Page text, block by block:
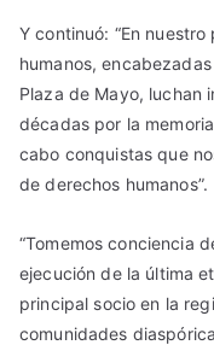
Y continuó: “En
humanos,
Plaza de Mayo, luchan
décadas por la
cabo conquistas que
de derechos humanos”.
“Tomemos conciencia
ejecución de la última
principal socio en la
comunidades